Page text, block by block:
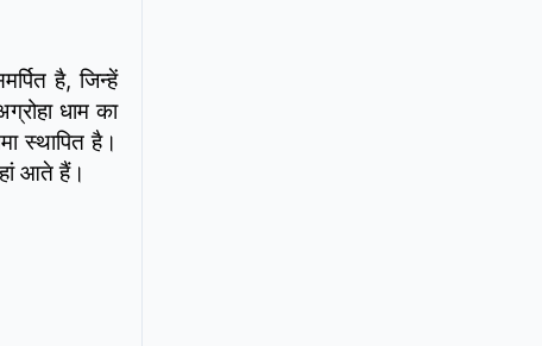
है, जिन्हें
धाम का
स्थापित है।
आते हैं।